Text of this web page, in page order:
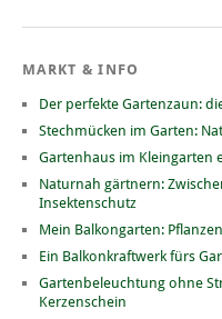
MARKT & INFO
Der perfekte Gartenzaun:
Stechmücken im Garten:
Gartenhaus im Kleingarten
Naturnah gärtnern:
Insektenschutz
Mein Balkongarten:
Ein Balkonkraftwerk fürs
Gartenbeleuchtung ohne
Kerzenschein